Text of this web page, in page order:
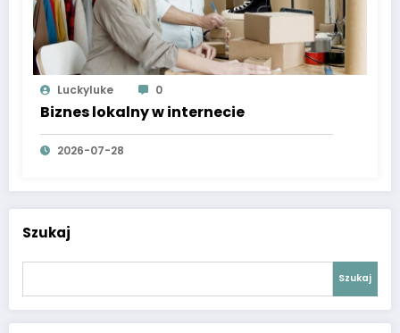
Luckyluke 0
Biznes lokalny w internecie
2026-07-28
Szukaj
Szukaj